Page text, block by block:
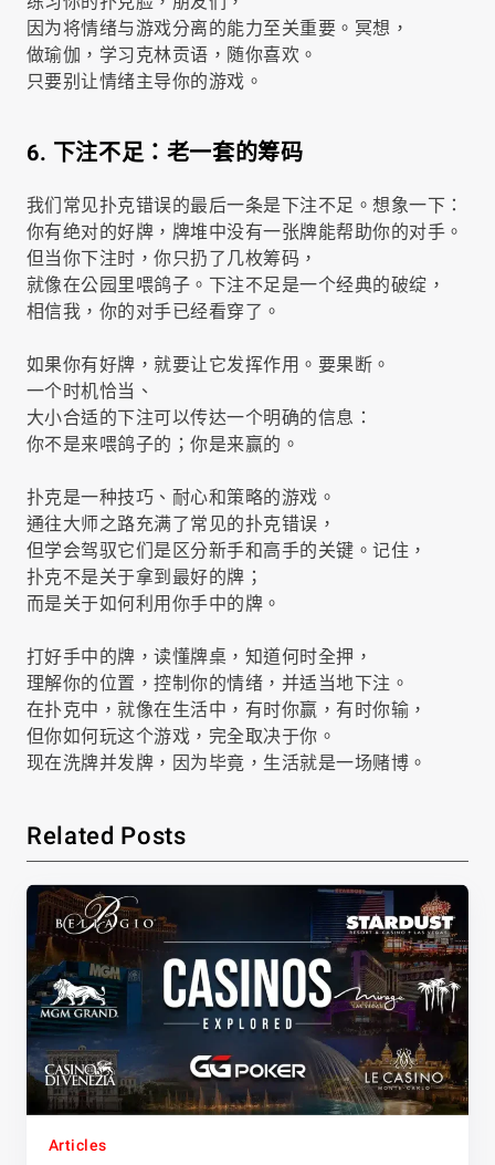
因为将情绪与游戏分离的能力至关重要。冥想，
做瑜伽，学习克林贡语，随你喜欢。
只要别让情绪主导你的游戏。
6. 下注不足：老一套的筹码
我们常见扑克错误的最后一条是下注不足。想象一下：
你有绝对的好牌，牌堆中没有一张牌能帮助你的对手。
但当你下注时，你只扔了几枚筹码，
就像在公园里喂鸽子。下注不足是一个经典的破绽，
相信我，你的对手已经看穿了。
如果你有好牌，就要让它发挥作用。要果断。
一个时机恰当、
大小合适的下注可以传达一个明确的信息：
你不是来喂鸽子的；你是来赢的。
扑克是一种技巧、耐心和策略的游戏。
通往大师之路充满了常见的扑克错误，
但学会驾驭它们是区分新手和高手的关键。记住，
扑克不是关于拿到最好的牌；
而是关于如何利用你手中的牌。
打好手中的牌，读懂牌桌，知道何时全押，
理解你的位置，控制你的情绪，并适当地下注。
在扑克中，就像在生活中，有时你赢，有时你输，
但你如何玩这个游戏，完全取决于你。
现在洗牌并发牌，因为毕竟，生活就是一场赌博。
Related Posts
Articles